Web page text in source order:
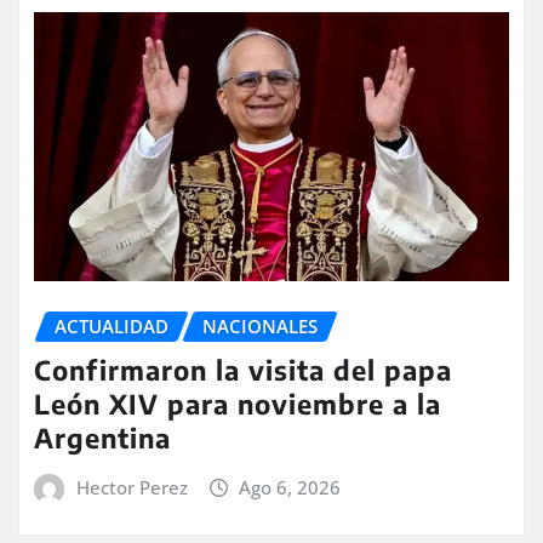
ACTUALIDAD NACIONALES
Confirmaron la visita del papa
León XIV para noviembre a la
Argentina
Hector Perez Ago 6, 2026